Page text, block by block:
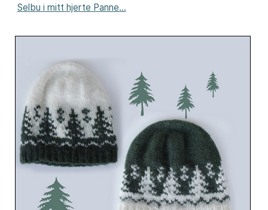
Selbu i mitt hjerte Panne...